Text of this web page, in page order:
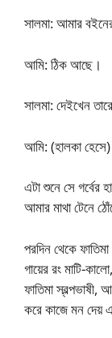
সালমা: আমার
আমি: ঠিক আছে।
সালমা: দেইখেন
আমি: (হালকা
এটা শুনে সে গর্বের
আমার মাথা টেনে
পরদিন থেকে
গায়ের রং মাটি-
ফাতিমা
করে কাজে মন দেয়